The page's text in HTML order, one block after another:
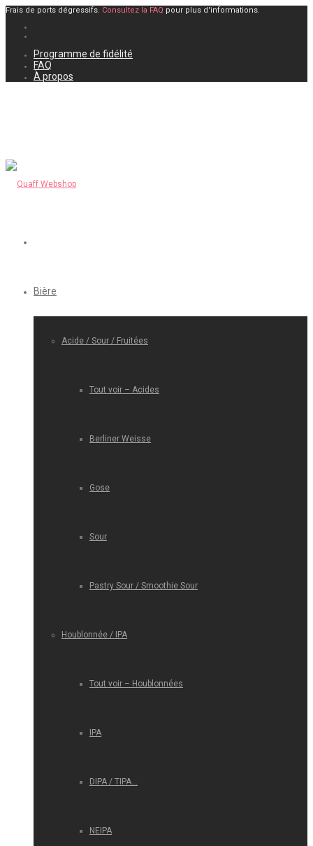
Frais de ports dégressifs. Consultez la FAQ pour plus d'informations.
Programme de fidélité
FAQ
À propos
Bière
Acide / Sour / Fruitées
Tout voir – Acides
Berliner Weisse
Gose
Sour
Pastry Sour / Smoothie Sour
Houblonnée / IPA
Tout voir – Houblonnées
IPA
DIPA / TIPA…
NEIPA